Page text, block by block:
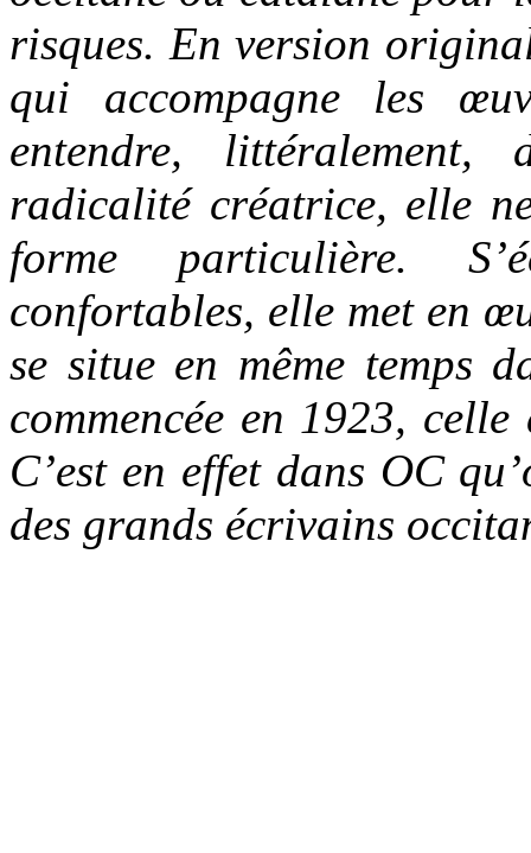
risques. En version
qui accompagne les
entendre,
radicalité créatrice, elle
forme particulière.
confortables, elle met en
se situe en même temps
commencée en 1923,
C’est en effet dans OC
des grands écrivains